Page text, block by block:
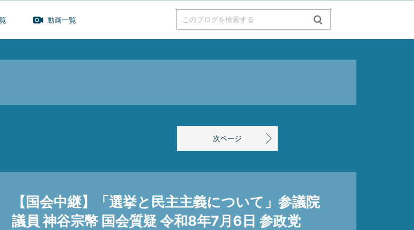
動画一覧
次ページ
【国会中継】「選挙と民主主義について」参議院
議員 神谷宗幣 国会質疑 令和8年7月6日 参政党